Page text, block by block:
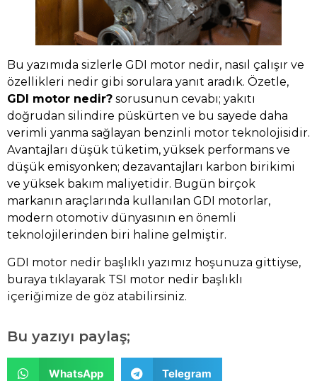
Bu yazımıda sizlerle GDI motor nedir, nasıl çalışır ve
özellikleri nedir gibi sorulara yanıt aradık. Özetle,
GDI motor nedir? sorusunun cevabı; yakıtı
doğrudan silindire püskürten ve bu sayede daha
verimli yanma sağlayan benzinli motor teknolojisidir.
Avantajları düşük tüketim, yüksek performans ve
düşük emisyonken; dezavantajları karbon birikimi
ve yüksek bakım maliyetidir. Bugün birçok
markanın araçlarında kullanılan GDI motorlar,
modern otomotiv dünyasının en önemli
teknolojilerinden biri haline gelmiştir.
GDI motor nedir başlıklı yazımız hoşunuza gittiyse,
buraya tıklayarak TSI motor nedir başlıklı
içeriğimize de göz atabilirsiniz.
Bu yazıyı paylaş;
WhatsApp Telegram